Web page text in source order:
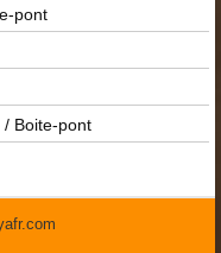
pont
/ Boite-pont